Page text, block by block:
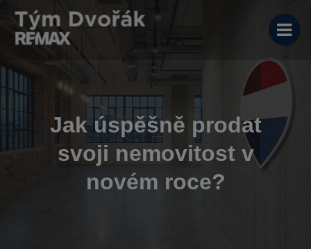
Jak úspěšně prodat
svoji nemovitost v
novém roce?